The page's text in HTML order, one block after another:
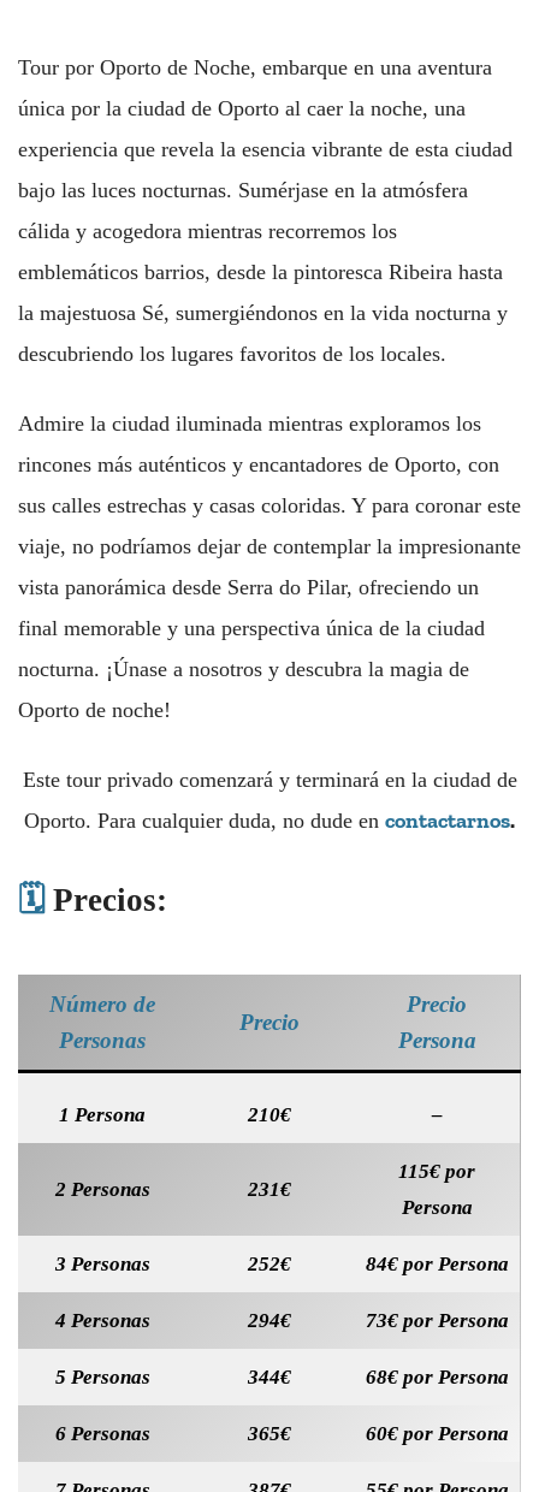
Tour por Oporto de Noche, embarque en una aventura
única por la ciudad de Oporto al caer la noche, una
experiencia que revela la esencia vibrante de esta ciudad
bajo las luces nocturnas. Sumérjase en la atmósfera
cálida y acogedora mientras recorremos los
emblemáticos barrios, desde la pintoresca Ribeira hasta
la majestuosa Sé, sumergiéndonos en la vida nocturna y
descubriendo los lugares favoritos de los locales.
Admire la ciudad iluminada mientras exploramos los
rincones más auténticos y encantadores de Oporto, con
sus calles estrechas y casas coloridas. Y para coronar este
viaje, no podríamos dejar de contemplar la impresionante
vista panorámica desde Serra do Pilar, ofreciendo un
final memorable y una perspectiva única de la ciudad
nocturna. ¡Únase a nosotros y descubra la magia de
Oporto de noche!
Este tour privado comenzará y terminará en la ciudad de
Oporto. Para cualquier duda, no dude en contactarnos.
🗓️ Precios:
Número de
Personas
Precio
Precio
Persona
1 Persona 210€ –
2 Personas 231€
115€ por
Persona
3 Personas 252€ 84€ por Persona
4 Personas 294€ 73€ por Persona
5 Personas 344€ 68€ por Persona
6 Personas 365€ 60€ por Persona